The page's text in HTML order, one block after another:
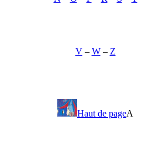
V– W– Z
Haut de pageA